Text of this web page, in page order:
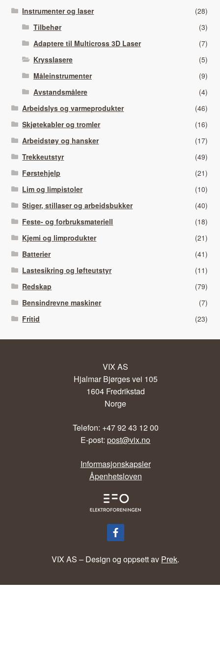
Instrumenter og laser
(28)
Tilbehør
(3)
Adaptere til Multicross 3D Laser
(7)
Krysslasere
(5)
Måleinstrumenter
(9)
Avstandsmålere
(4)
Arbeidslys og varmeprodukter
(46)
Skjøtekabler og tromler
(16)
Arbeidstøy og hansker
(17)
Trekkeutstyr
(49)
Førstehjelp
(21)
Lim og limpistoler
(10)
Stiger, stillaser og arbeidsbukker
(40)
Feste- og forbruksmateriell
(18)
Kjemi og limprodukter
(21)
Batterier
(41)
Lastesikring og løfteutstyr
(11)
Redskap
(79)
Bensindrevne maskiner
(7)
Fritid
(23)
VIX AS
Hjalmar Bjørges vei 105
1604 Fredrikstad
Norge
Telefon: +47 92 43 12 00
E-post:post@vix.no
Informasjonskapsler
Åpenhetsloven
VIX AS – Design og oppsett av Prek.